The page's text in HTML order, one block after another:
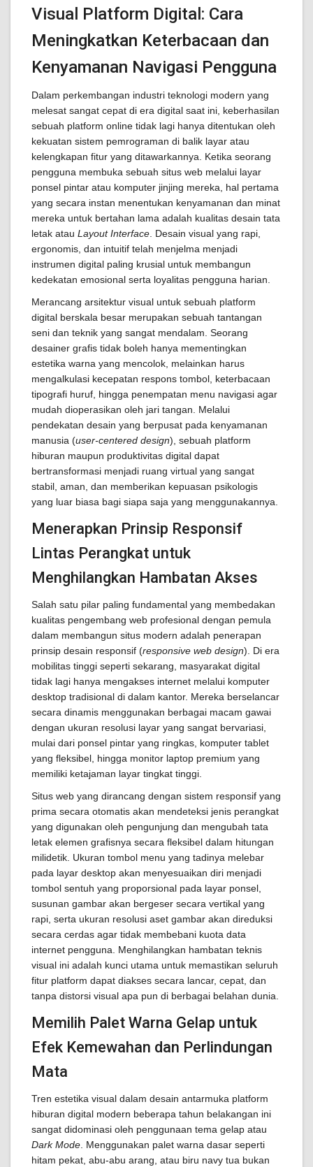
Visual Platform Digital: Cara
Meningkatkan Keterbacaan dan
Kenyamanan Navigasi Pengguna
Dalam perkembangan industri teknologi modern yang
melesat sangat cepat di era digital saat ini, keberhasilan
sebuah platform online tidak lagi hanya ditentukan oleh
kekuatan sistem pemrograman di balik layar atau
kelengkapan fitur yang ditawarkannya. Ketika seorang
pengguna membuka sebuah situs web melalui layar
ponsel pintar atau komputer jinjing mereka, hal pertama
yang secara instan menentukan kenyamanan dan minat
mereka untuk bertahan lama adalah kualitas desain tata
letak atau Layout Interface . Desain visual yang rapi,
ergonomis, dan intuitif telah menjelma menjadi
instrumen digital paling krusial untuk membangun
kedekatan emosional serta loyalitas pengguna harian.
Merancang arsitektur visual untuk sebuah platform
digital berskala besar merupakan sebuah tantangan
seni dan teknik yang sangat mendalam. Seorang
desainer grafis tidak boleh hanya mementingkan
estetika warna yang mencolok, melainkan harus
mengalkulasi kecepatan respons tombol, keterbacaan
tipografi huruf, hingga penempatan menu navigasi agar
mudah dioperasikan oleh jari tangan. Melalui
pendekatan desain yang berpusat pada kenyamanan
manusia (user-centered design), sebuah platform
hiburan maupun produktivitas digital dapat
bertransformasi menjadi ruang virtual yang sangat
stabil, aman, dan memberikan kepuasan psikologis
yang luar biasa bagi siapa saja yang menggunakannya.
Menerapkan Prinsip Responsif
Lintas Perangkat untuk
Menghilangkan Hambatan Akses
Salah satu pilar paling fundamental yang membedakan
kualitas pengembang web profesional dengan pemula
dalam membangun situs modern adalah penerapan
prinsip desain responsif (responsive web design). Di era
mobilitas tinggi seperti sekarang, masyarakat digital
tidak lagi hanya mengakses internet melalui komputer
desktop tradisional di dalam kantor. Mereka berselancar
secara dinamis menggunakan berbagai macam gawai
dengan ukuran resolusi layar yang sangat bervariasi,
mulai dari ponsel pintar yang ringkas, komputer tablet
yang fleksibel, hingga monitor laptop premium yang
memiliki ketajaman layar tingkat tinggi.
Situs web yang dirancang dengan sistem responsif yang
prima secara otomatis akan mendeteksi jenis perangkat
yang digunakan oleh pengunjung dan mengubah tata
letak elemen grafisnya secara fleksibel dalam hitungan
milidetik. Ukuran tombol menu yang tadinya melebar
pada layar desktop akan menyesuaikan diri menjadi
tombol sentuh yang proporsional pada layar ponsel,
susunan gambar akan bergeser secara vertikal yang
rapi, serta ukuran resolusi aset gambar akan direduksi
secara cerdas agar tidak membebani kuota data
internet pengguna. Menghilangkan hambatan teknis
visual ini adalah kunci utama untuk memastikan seluruh
fitur platform dapat diakses secara lancar, cepat, dan
tanpa distorsi visual apa pun di berbagai belahan dunia.
Memilih Palet Warna Gelap untuk
Efek Kemewahan dan Perlindungan
Mata
Tren estetika visual dalam desain antarmuka platform
hiburan digital modern beberapa tahun belakangan ini
sangat didominasi oleh penggunaan tema gelap atau
Dark Mode . Menggunakan palet warna dasar seperti
hitam pekat, abu-abu arang, atau biru navy tua bukan